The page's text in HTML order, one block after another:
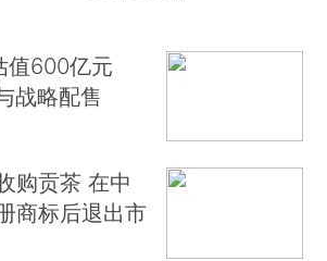
值600亿元
战略配售
购贡茶 在中
商标后退出市